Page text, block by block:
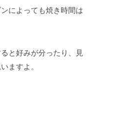
によっても焼き時間は
と好みが分ったり、見
ますよ。